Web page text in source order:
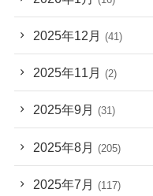
2025年12月 (41)
2025年11月 (2)
2025年9月 (31)
2025年8月 (205)
2025年7月 (117)